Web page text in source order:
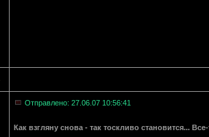
Отправлено: 27.06.07 10:56:41
Как взгляну снова - так тоскливо становится...